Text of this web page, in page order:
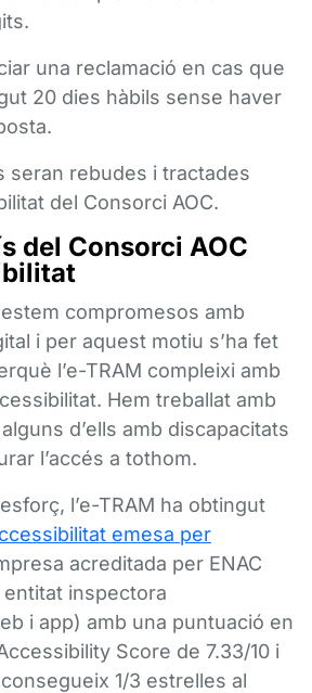
una reclamació en cas que
20 dies hàbils sense haver
seran rebudes i tractades
del Consorci AOC.
del Consorci AOC
compromesos amb
i per aquest motiu s’ha fet
l’e-TRAM compleixi amb
Hem treballat amb
d’ells amb discapacitats
l’accés a tothom.
l’e-TRAM ha obtingut
emesa per
acreditada per ENAC
inspectora
i app) amb una puntuació en
Score de 7.33/10 i
1/3 estrelles al